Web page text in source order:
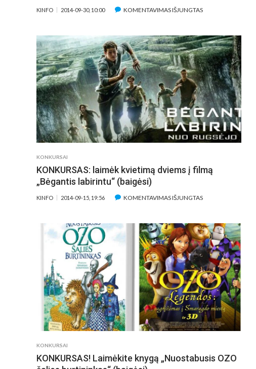
KINFO 2014-09-30, 10:00 KOMENTAVIMAS IŠJUNGTASĮRAŠE
KVIETIMĄ
DVIEMS
Į
FILMĄ
LOŠĖJAS
(BAIGĖSI)
KONKURSAI
KONKURSAS: laimėk kvietimą dviems į filmą
„Bėgantis labirintu“ (baigėsi)
KINFO 2014-09-15, 19:56 KOMENTAVIMAS IŠJUNGTASĮRAŠE
KVIETIMĄ
DVIEMS
Į
FILMĄ
„BĖGANTIS
LABIRINTU“
(BAIGĖSI)
KONKURSAI
KONKURSAS! Laimėkite knygą „Nuostabusis OZO